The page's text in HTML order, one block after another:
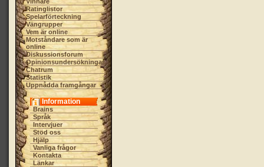
Ratinglistor
Spelarförteckning
Vängrupper
Vem är online
Motståndare som är
online
Diskussionsforum
Opinionsundersökningar
Chatrum
Statistik
Uppnådda framgångar
Information
Brains
Språk
Intervjuer
Stöd oss
Hjälp
Vanliga frågor
Kontakta
Länkar